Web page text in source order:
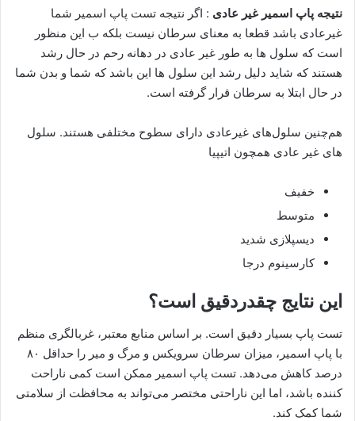
نتیجه پاپ اسمیر غیر عادی : اگر نتیجه تست پاپ اسمیر شما
غیرعادی باشد قطعا به معنای سرطان نیست بلکه ب این منظور
است که سلول ها به طور غیر عادی در دهانه رحم در حال رشد
هستند که شاید دلیل رشد این سلول ها این باشد که شما و بدن شما
در حال ابتلا به سرطان قرار گرفته است.
هم‌چنین سلول‌های غیرعادی دارای سطوح مختلفی هستند. سلول
های غیر عادی همچون اتیپیا
خفیف
متوسط
دیسپلازی شدید
کارسینوم درجا
این نتایج چقدردقیق است؟
تست پاپ بسیار دقیق است. بر اساس منابع معتبر، غربالگری منظم
با پاپ اسمیر، میزان سرطان سرویکس و مرگ و میر را حداقل ۸۰
درصد کاهش می‌دهد. تست پاپ اسمیر ممکن است کمی ناراحت
کننده باشد، اما این ناراحتی مختصر می‌تواند به محافظت از سلامتی
شما کمک کند.